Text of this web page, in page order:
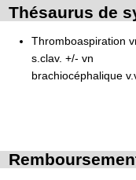
Thésaurus de
Thromboaspiration
s.clav. +/- vn
brachiocéphalique